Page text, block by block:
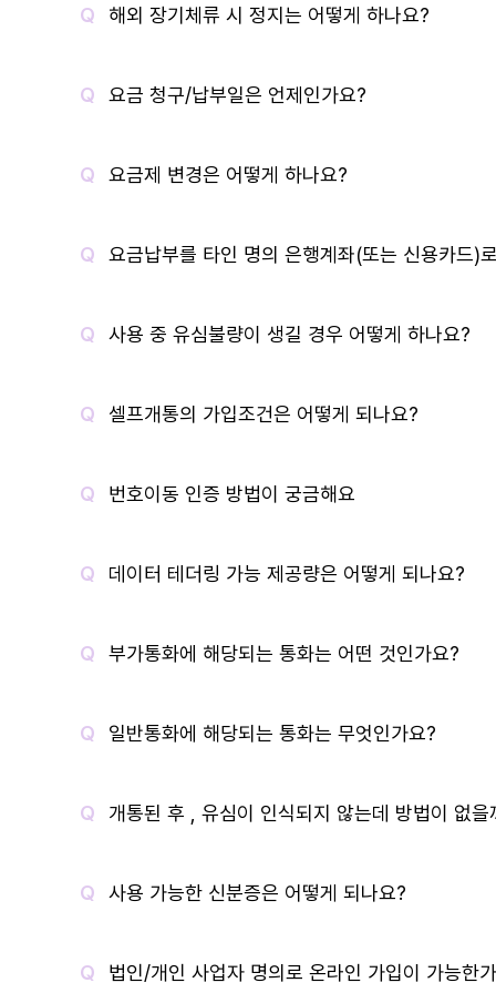
해외 장기체류 시 정지는 어떻게 하나요?
요금 청구/납부일은 언제인가요?
요금제 변경은 어떻게 하나요?
요금납부를 타인 명의 은행계좌(또는 신용카드)
사용 중 유심불량이 생길 경우 어떻게 하나요?
셀프개통의 가입조건은 어떻게 되나요?
번호이동 인증 방법이 궁금해요
데이터 테더링 가능 제공량은 어떻게 되나요?
부가통화에 해당되는 통화는 어떤 것인가요?
일반통화에 해당되는 통화는 무엇인가요?
개통된 후 , 유심이 인식되지 않는데 방법이 없을
사용 가능한 신분증은 어떻게 되나요?
법인/개인 사업자 명의로 온라인 가입이 가능한